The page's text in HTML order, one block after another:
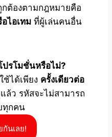
กต้องตามกฎหมายคือ
ไอเทม ที่ผู้เล่นคนอื่น
ปรโมชั่นหรือไม่?
ได้เพียง ครั้งเดียวต่อ
ล้ว รหัสจะไม่สามารถ
ทุกคน
นเลย!